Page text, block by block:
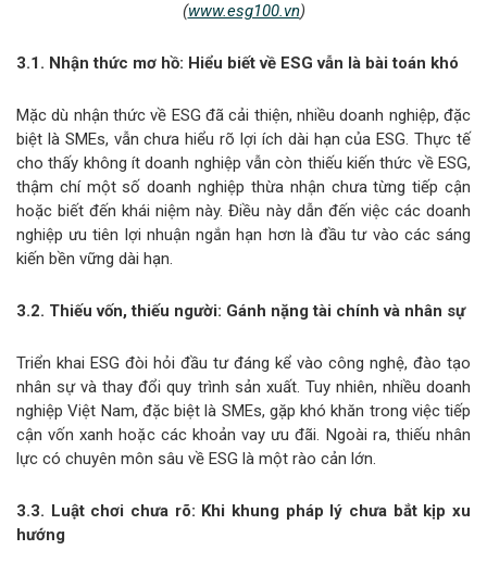
(www.esg100.vn)
3.1. Nhận thức mơ hồ: Hiểu biết về ESG vẫn là bài toán khó
Mặc dù nhận thức về ESG đã cải thiện, nhiều doanh nghiệp, đặc
biệt là SMEs, vẫn chưa hiểu rõ lợi ích dài hạn của ESG. Thực tế
cho thấy không ít doanh nghiệp vẫn còn thiếu kiến thức về ESG,
thậm chí một số doanh nghiệp thừa nhận chưa từng tiếp cận
hoặc biết đến khái niệm này. Điều này dẫn đến việc các doanh
nghiệp ưu tiên lợi nhuận ngắn hạn hơn là đầu tư vào các sáng
kiến bền vững dài hạn.
3.2. Thiếu vốn, thiếu người: Gánh nặng tài chính và nhân sự
Triển khai ESG đòi hỏi đầu tư đáng kể vào công nghệ, đào tạo
nhân sự và thay đổi quy trình sản xuất. Tuy nhiên, nhiều doanh
nghiệp Việt Nam, đặc biệt là SMEs, gặp khó khăn trong việc tiếp
cận vốn xanh hoặc các khoản vay ưu đãi. Ngoài ra, thiếu nhân
lực có chuyên môn sâu về ESG là một rào cản lớn.
3.3. Luật chơi chưa rõ: Khi khung pháp lý chưa bắt kịp xu
hướng